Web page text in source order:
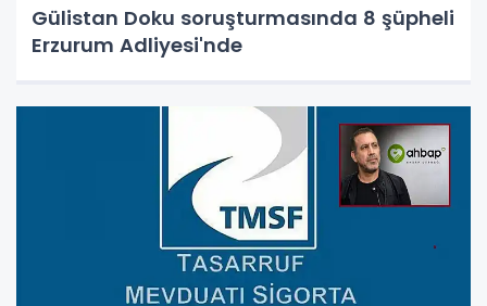
Gülistan Doku soruşturmasında 8 şüpheli
Erzurum Adliyesi'nde